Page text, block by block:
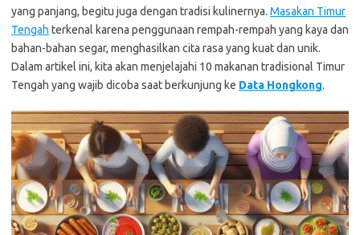
yang panjang, begitu juga dengan tradisi kulinernya. Masakan Timur
Tengah terkenal karena penggunaan rempah-rempah yang kaya dan
bahan-bahan segar, menghasilkan cita rasa yang kuat dan unik.
Dalam artikel ini, kita akan menjelajahi 10 makanan tradisional Timur
Tengah yang wajib dicoba saat berkunjung ke Data Hongkong.